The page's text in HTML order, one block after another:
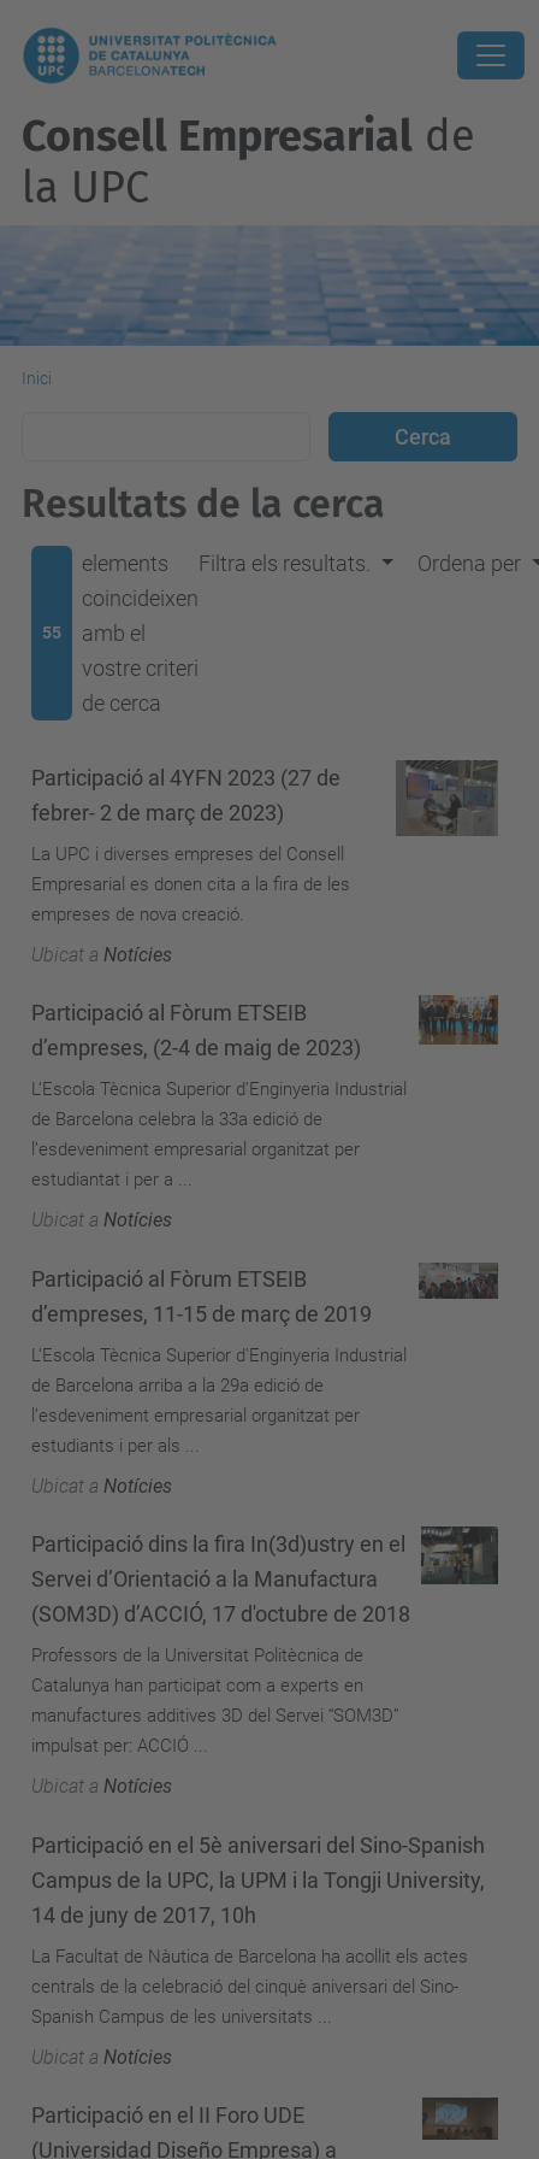
Consell Empresarial de
la UPC
Inici
Resultats de la cerca
55
elements
coincideixen
amb el
vostre criteri
de cerca
Filtra els resultats. Ordena per
Participació al 4YFN 2023 (27 de
febrer- 2 de març de 2023)
La UPC i diverses empreses del Consell
Empresarial es donen cita a la fira de les
empreses de nova creació.
Ubicat a Notícies
Participació al Fòrum ETSEIB
d’empreses, (2-4 de maig de 2023)
L’Escola Tècnica Superior d'Enginyeria Industrial
de Barcelona celebra la 33a edició de
l’esdeveniment empresarial organitzat per
estudiantat i per a ...
Ubicat a Notícies
Participació al Fòrum ETSEIB
d’empreses, 11-15 de març de 2019
L’Escola Tècnica Superior d'Enginyeria Industrial
de Barcelona arriba a la 29a edició de
l’esdeveniment empresarial organitzat per
estudiants i per als ...
Ubicat a Notícies
Participació dins la fira In(3d)ustry en el
Servei d’Orientació a la Manufactura
(SOM3D) d’ACCIÓ, 17 d'octubre de 2018
Professors de la Universitat Politècnica de
Catalunya han participat com a experts en
manufactures additives 3D del Servei “SOM3D”
impulsat per: ACCIÓ ...
Ubicat a Notícies
Participació en el 5è aniversari del Sino-Spanish
Campus de la UPC, la UPM i la Tongji University,
14 de juny de 2017, 10h
La Facultat de Nàutica de Barcelona ha acollit els actes
centrals de la celebració del cinquè aniversari del Sino-
Spanish Campus de les universitats ...
Ubicat a Notícies
Participació en el II Foro UDE
(Universidad Diseño Empresa) a